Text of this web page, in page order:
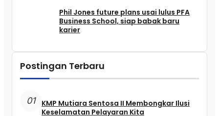
Phil Jones future plans usai lulus PFA
Business School, siap babak baru
karier
Postingan Terbaru
01
KMP Mutiara Sentosa II Membongkar Ilusi
Keselamatan Pelayaran Kita